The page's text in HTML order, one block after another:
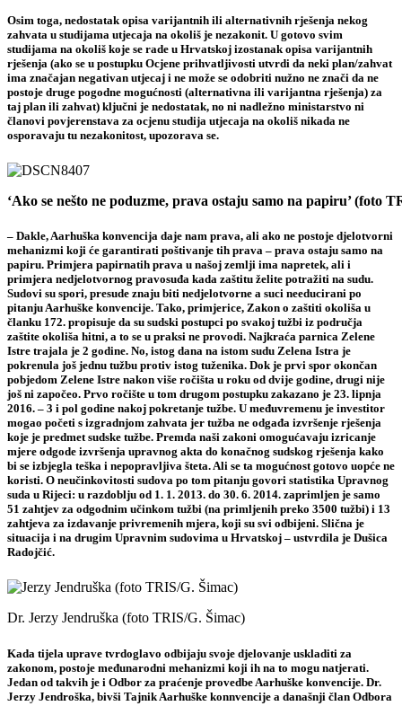
Osim toga, nedostatak opisa varijantnih ili alternativnih rješenja nekog
zahvata u studijama utjecaja na okoliš je nezakonit. U gotovo svim
studijama na okoliš koje se rade u Hrvatskoj izostanak opisa varijantnih
rješenja (ako se u postupku Ocjene prihvatljivosti utvrdi da neki plan/zahvat
ima značajan negativan utjecaj i ne može se odobriti nužno ne znači da ne
postoje druge pogodne mogućnosti (alternativna ili varijantna rješenja) za
taj plan ili zahvat) ključni je nedostatak, no ni nadležno ministarstvo ni
članovi povjerenstava za ocjenu studija utjecaja na okoliš nikada ne
osporavaju tu nezakonitost, upozorava se.
‘Ako se nešto ne poduzme, prava ostaju samo na papiru’ (foto
– Dakle, Aarhuška konvencija daje nam prava, ali ako ne postoje djelotvorni
mehanizmi koji će garantirati poštivanje tih prava – prava ostaju samo na
papiru. Primjera papirnatih prava u našoj zemlji ima napretek, ali i
primjera nedjelotvornog pravosuđa kada zaštitu želite potražiti na sudu.
Sudovi su spori, presude znaju biti nedjelotvorne a suci needucirani po
pitanju Aarhuške konvencije. Tako, primjerice, Zakon o zaštiti okoliša u
članku 172. propisuje da su sudski postupci po svakoj tužbi iz područja
zaštite okoliša hitni, a to se u praksi ne provodi. Najkraća parnica Zelene
Istre trajala je 2 godine. No, istog dana na istom sudu Zelena Istra je
pokrenula još jednu tužbu protiv istog tuženika. Dok je prvi spor okončan
pobjedom Zelene Istre nakon više ročišta u roku od dvije godine, drugi nije
još ni započeo. Prvo ročište u tom drugom postupku zakazano je 23. lipnja
2016. – 3 i pol godine nakoj pokretanje tužbe. U međuvremenu je investitor
mogao početi s izgradnjom zahvata jer tužba ne odgađa izvršenje rješenja
koje je predmet sudske tužbe. Premda naši zakoni omogućavaju izricanje
mjere odgode izvršenja upravnog akta do konačnog sudskog rješenja kako
bi se izbjegla teška i nepopravljiva šteta. Ali se ta mogućnost gotovo uopće ne
koristi. O neučinkovitosti sudova po tom pitanju govori statistika Upravnog
suda u Rijeci: u razdoblju od 1. 1. 2013. do 30. 6. 2014. zaprimljen je samo
51 zahtjev za odgodnim učinkom tužbi (na primljenih preko 3500 tužbi) i 13
zahtjeva za izdavanje privremenih mjera, koji su svi odbijeni. Slična je
situacija i na drugim Upravnim sudovima u Hrvatskoj – ustvrdila je Dušica
Radojčić.
Dr. Jerzy Jendruška (foto TRIS/G. Šimac)
Kada tijela uprave tvrdoglavo odbijaju svoje djelovanje uskladiti za
zakonom, postoje međunarodni mehanizmi koji ih na to mogu natjerati.
Jedan od takvih je i Odbor za praćenje provedbe Aarhuške konvencije. Dr.
Jerzy Jendroška, bivši Tajnik Aarhuške konnvencije a današnji član Odbora